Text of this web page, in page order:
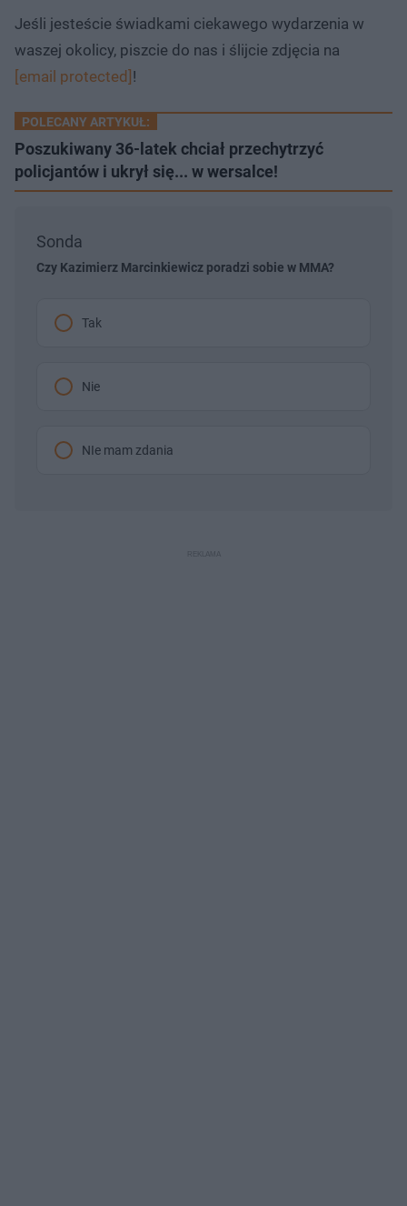
Jeśli jesteście świadkami ciekawego wydarzenia w
waszej okolicy, piszcie do nas i ślijcie zdjęcia na
[email protected] !
POLECANY ARTYKUŁ:
Poszukiwany 36-latek chciał przechytrzyć
policjantów i ukrył się... w wersalce!
Sonda
Czy Kazimierz Marcinkiewicz poradzi sobie w MMA?
Tak
Nie
NIe mam zdania